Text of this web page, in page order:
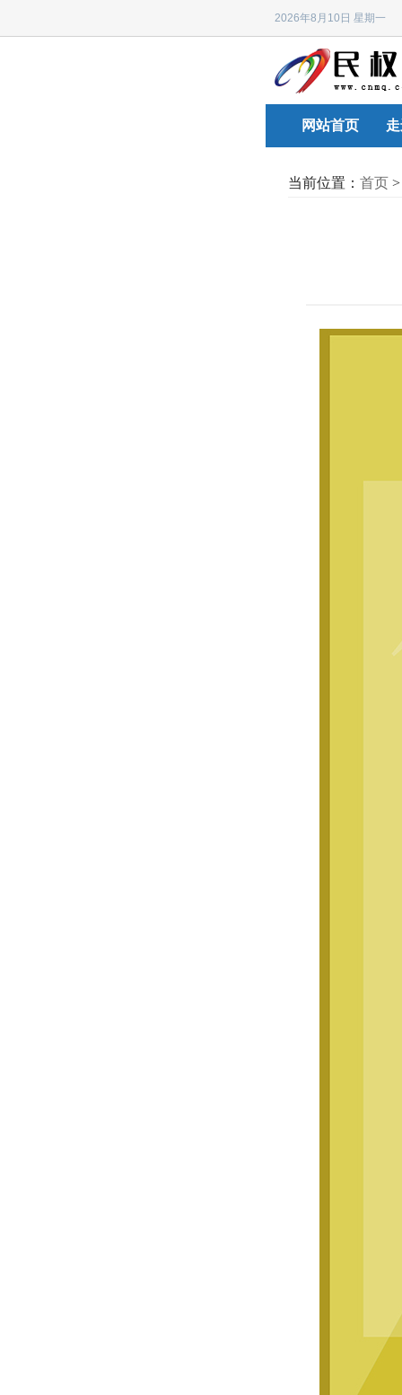
2026年8月10日 星期一
网站首页
当前位置： 首页